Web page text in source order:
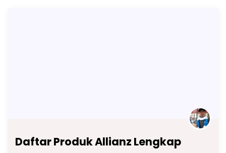
Daftar Produk Allianz Lengkap